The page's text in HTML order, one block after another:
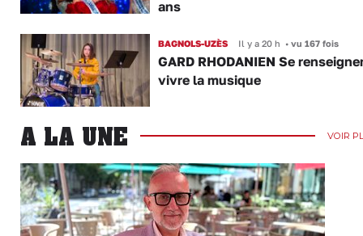
ans
BAGNOLS-UZÈS Il y a 20 h •vu 167 fois
GARD RHODANIEN Se
vivre la musique
A LA UNE VOIR